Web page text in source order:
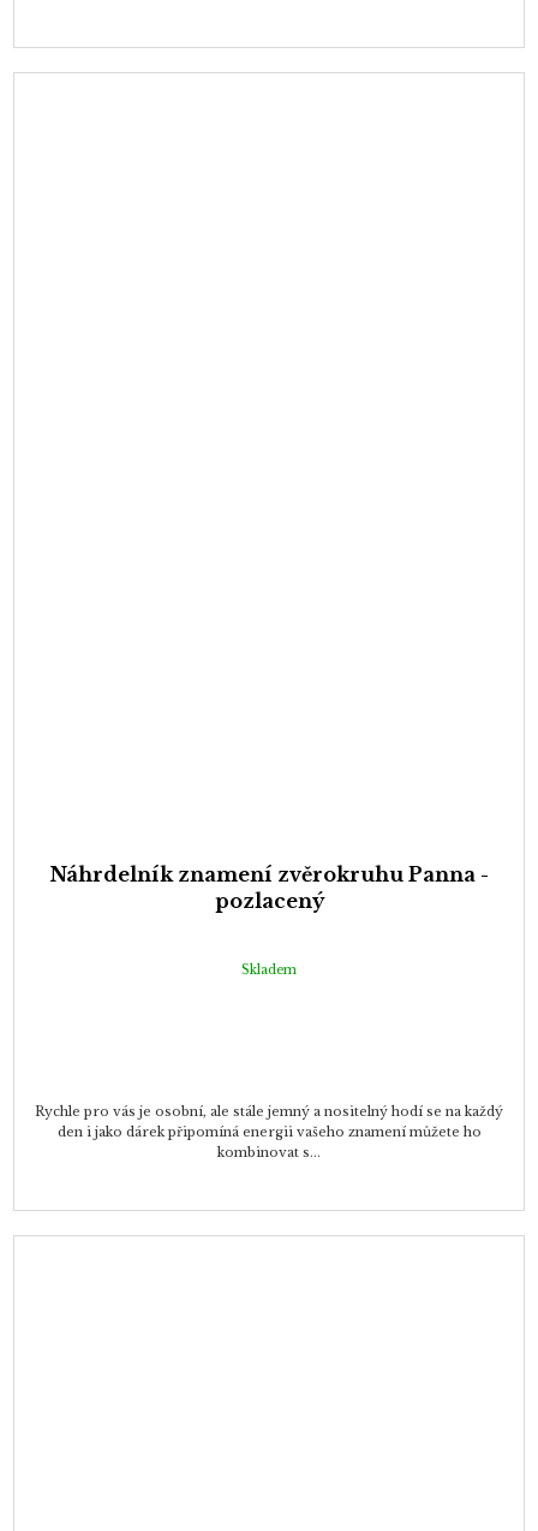
Náhrdelník znamení zvěrokruhu Panna -
pozlacený
Skladem
Rychle pro vás je osobní, ale stále jemný a nositelný hodí se na každý
den i jako dárek připomíná energii vašeho znamení můžete ho
kombinovat s...